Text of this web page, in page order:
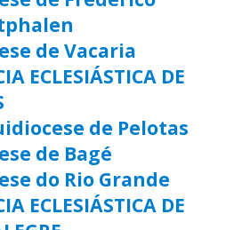
de Vacaria
ECLESIÁSTICA DE
de Pelotas
de Bagé
do Rio Grande
ECLESIÁSTICA DE